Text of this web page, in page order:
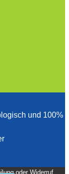
und 100%
oder Widerruf